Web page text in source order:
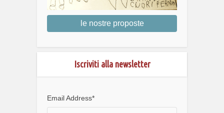
le nostre proposte
Iscriviti alla newsletter
Email Address*